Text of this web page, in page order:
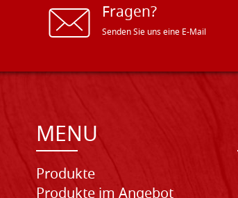
Fragen?
Senden Sie uns eine E-Mail
MENU
Produkte